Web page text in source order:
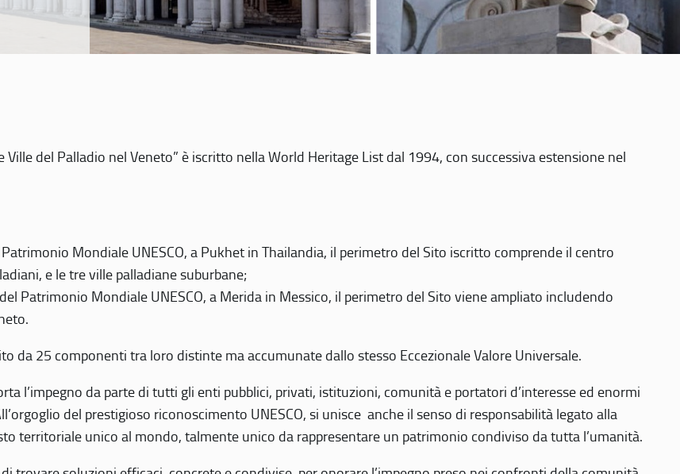
Ville del Palladio nel Veneto” è iscritto nella World Heritage List dal 1994, con successiva estensione nel
Mondiale UNESCO, a Pukhet in Thailandia, il perimetro del Sito iscritto comprende il centro
e le tre ville palladiane suburbane;
Patrimonio Mondiale UNESCO, a Merida in Messico, il perimetro del Sito viene ampliato includendo
da 25 componenti tra loro distinte ma accumunate dallo stesso Eccezionale Valore Universale.
l’impegno da parte di tutti gli enti pubblici, privati, istituzioni, comunità e portatori d’interesse ed enormi
del prestigioso riconoscimento UNESCO, si unisce anche il senso di responsabilità legato alla
territoriale unico al mondo, talmente unico da rappresentare un patrimonio condiviso da tutta l’umanità.